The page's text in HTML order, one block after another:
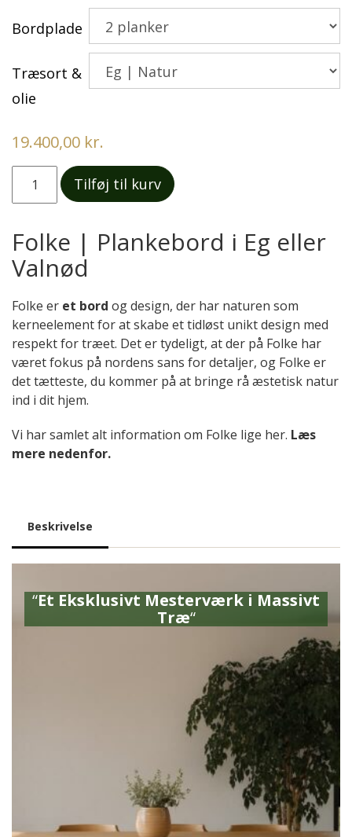
Bordplade
Træsort &
olie
19.400,00 kr.
antal
Tilføj til kurv
Folke | Plankebord i Eg eller
Valnød
Folke er et bord og design, der har naturen som
kerneelement for at skabe et tidløst unikt design med
respekt for træet. Det er tydeligt, at der på Folke har
været fokus på nordens sans for detaljer, og Folke er
det tætteste, du kommer på at bringe rå æstetisk natur
ind i dit hjem.
Vi har samlet alt information om Folke lige her. Læs
mere nedenfor.
Beskrivelse
“Et Eksklusivt Mesterværk i Massivt
Træ“